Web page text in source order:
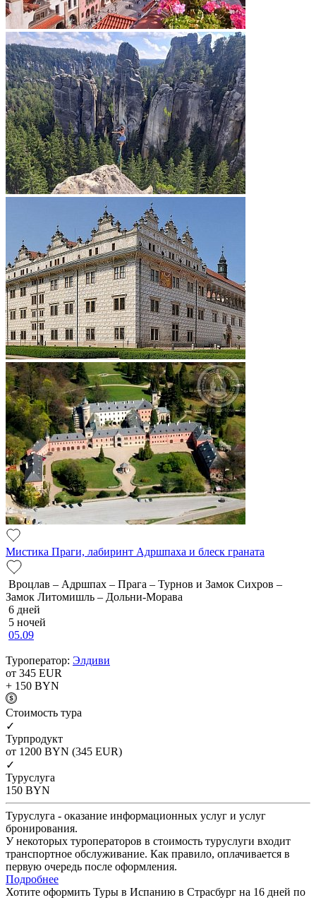
Мистика Праги, лабиринт Адршпаха и блеск граната
Вроцлав – Адршпах – Прага – Турнов и Замок Сихров –
Замок Литомишль – Дольни-Морава
6 дней
5 ночей
05.09
Туроператор: Элдиви
от 345 EUR
+ 150 BYN
Cтоимость тура
✓
Турпродукт
от 1200 BYN (345 EUR)
✓
Туруслуга
150 BYN
Туруслуга - оказание информационных услуг и услуг
бронирования.
У некоторых туроператоров в стоимость туруслуги входит
транспортное обслуживание. Как правило, оплачивается в
первую очередь после оформления.
Подробнее
Хотите оформить Туры в Испанию в Страсбург на 16 дней по